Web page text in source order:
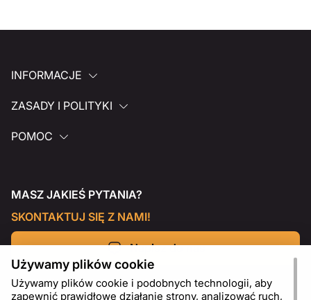
INFORMACJE
ZASADY I POLITYKI
POMOC
MASZ JAKIEŚ PYTANIA?
SKONTAKTUJ SIĘ Z NAMI!
Napisz do nas
Używamy plików cookie
Używamy plików cookie i podobnych technologii, aby
zapewnić prawidłowe działanie strony, analizować ruch,